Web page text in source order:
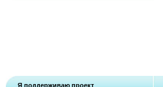
Я поддерживаю проект